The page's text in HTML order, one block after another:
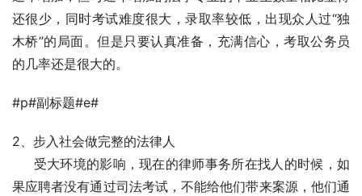
还很少，同时考试难度很大，录取率较低，出现众人过“独
木桥”的局面。但是只要认真准备，充满信心，考取公务员
的几率还是很大的。
#p#副标题#e#
2、步入社会做完整的法律人
受大环境的影响，现在的律师事务所在找人的时候，如
果应聘者没有通过司法考试，不能给他们带来案源，他们通